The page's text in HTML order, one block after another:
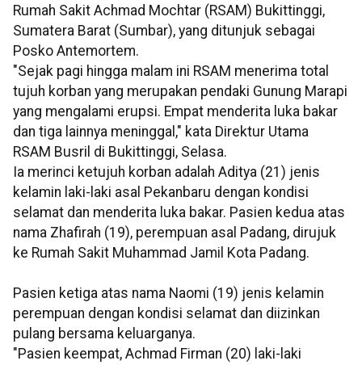
Rumah Sakit Achmad Mochtar (RSAM) Bukittinggi,
Sumatera Barat (Sumbar), yang ditunjuk sebagai
Posko Antemortem.
"Sejak pagi hingga malam ini RSAM menerima total
tujuh korban yang merupakan pendaki Gunung Marapi
yang mengalami erupsi. Empat menderita luka bakar
dan tiga lainnya meninggal," kata Direktur Utama
RSAM Busril di Bukittinggi, Selasa.
Ia merinci ketujuh korban adalah Aditya (21) jenis
kelamin laki-laki asal Pekanbaru dengan kondisi
selamat dan menderita luka bakar. Pasien kedua atas
nama Zhafirah (19), perempuan asal Padang, dirujuk
ke Rumah Sakit Muhammad Jamil Kota Padang.
Pasien ketiga atas nama Naomi (19) jenis kelamin
perempuan dengan kondisi selamat dan diizinkan
pulang bersama keluarganya.
"Pasien keempat, Achmad Firman (20) laki-laki